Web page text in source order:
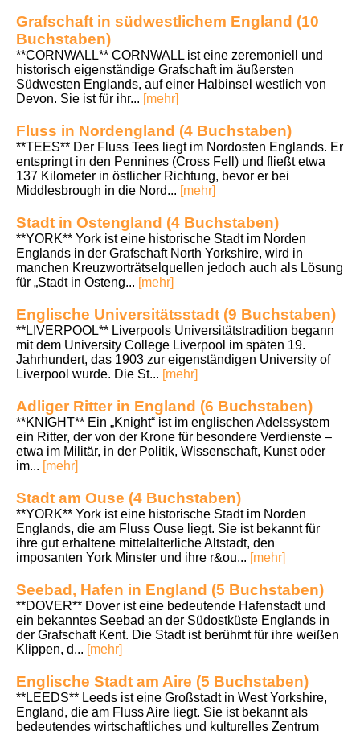
Grafschaft in südwestlichem England (10
Buchstaben)
**CORNWALL** CORNWALL ist eine zeremoniell und
historisch eigenständige Grafschaft im äußersten
Südwesten Englands, auf einer Halbinsel westlich von
Devon. Sie ist für ihr... [mehr]
Fluss in Nordengland (4 Buchstaben)
**TEES** Der Fluss Tees liegt im Nordosten Englands. Er
entspringt in den Pennines (Cross Fell) und fließt etwa
137 Kilometer in östlicher Richtung, bevor er bei
Middlesbrough in die Nord... [mehr]
Stadt in Ostengland (4 Buchstaben)
**YORK** York ist eine historische Stadt im Norden
Englands in der Grafschaft North Yorkshire, wird in
manchen Kreuzworträtselquellen jedoch auch als Lösung
für „Stadt in Osteng... [mehr]
Englische Universitätsstadt (9 Buchstaben)
**LIVERPOOL** Liverpools Universitätstradition begann
mit dem University College Liverpool im späten 19.
Jahrhundert, das 1903 zur eigenständigen University of
Liverpool wurde. Die St... [mehr]
Adliger Ritter in England (6 Buchstaben)
**KNIGHT** Ein „Knight“ ist im englischen Adelssystem
ein Ritter, der von der Krone für besondere Verdienste –
etwa im Militär, in der Politik, Wissenschaft, Kunst oder
im... [mehr]
Stadt am Ouse (4 Buchstaben)
**YORK** York ist eine historische Stadt im Norden
Englands, die am Fluss Ouse liegt. Sie ist bekannt für
ihre gut erhaltene mittelalterliche Altstadt, den
imposanten York Minster und ihre r&ou... [mehr]
Seebad, Hafen in England (5 Buchstaben)
**DOVER** Dover ist eine bedeutende Hafenstadt und
ein bekanntes Seebad an der Südostküste Englands in
der Grafschaft Kent. Die Stadt ist berühmt für ihre weißen
Klippen, d... [mehr]
Englische Stadt am Aire (5 Buchstaben)
**LEEDS** Leeds ist eine Großstadt in West Yorkshire,
England, die am Fluss Aire liegt. Sie ist bekannt als
bedeutendes wirtschaftliches und kulturelles Zentrum